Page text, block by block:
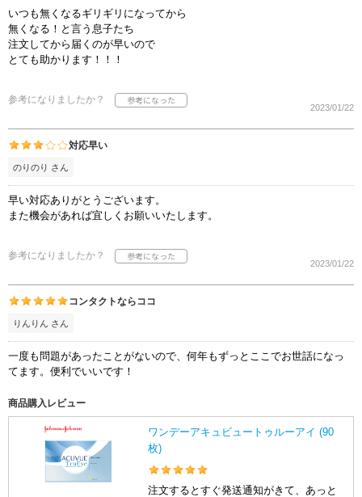
いつも無くなるギリギリになってから
無くなる！と言う息子たち
注文してから届くのが早いので
とても助かります！！！
参考になりましたか？
2023/01/22
対応早い
のりのり さん
早い対応ありがとうございます。
また機会があれば宜しくお願いいたします。
参考になりましたか？
2023/01/22
コンタクトならココ
りんりん さん
一度も問題があったことがないので、何年もずっとここでお世話になっ
てます。便利でいいです！
商品購入レビュー
ワンデーアキュビュートゥルーアイ (90
枚)
注文するとすぐ発送通知がきて、あっと